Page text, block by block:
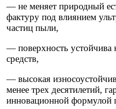
— не меняет природный
фактуру под влиянием
частиц пыли,
— поверхность
средств,
— высокая
менее трех десятилетий,
инновационной формулой